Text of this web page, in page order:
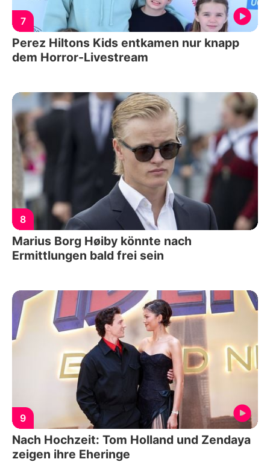
7
Perez Hiltons Kids entkamen nur knapp
dem Horror-Livestream
8
Marius Borg Høiby könnte nach
Ermittlungen bald frei sein
9
Nach Hochzeit: Tom Holland und Zendaya
zeigen ihre Eheringe